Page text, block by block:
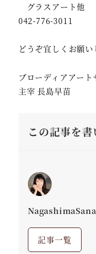
グラスアート他
042-776-3011
どうぞ宜しくお願い
ブローディアアート
主宰 長島早苗
この記事を
記事一覧